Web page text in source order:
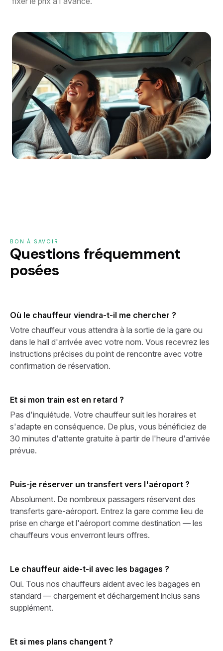
BON À SAVOIR
Questions fréquemment
posées
Où le chauffeur viendra-t-il me chercher ?
Votre chauffeur vous attendra à la sortie de la gare ou
dans le hall d'arrivée avec votre nom. Vous recevrez les
instructions précises du point de rencontre avec votre
confirmation de réservation.
Et si mon train est en retard ?
Pas d'inquiétude. Votre chauffeur suit les horaires et
s'adapte en conséquence. De plus, vous bénéficiez de
30 minutes d'attente gratuite à partir de l'heure d'arrivée
prévue.
Puis-je réserver un transfert vers l'aéroport ?
Absolument. De nombreux passagers réservent des
transferts gare-aéroport. Entrez la gare comme lieu de
prise en charge et l'aéroport comme destination — les
chauffeurs vous enverront leurs offres.
Le chauffeur aide-t-il avec les bagages ?
Oui. Tous nos chauffeurs aident avec les bagages en
standard — chargement et déchargement inclus sans
supplément.
Et si mes plans changent ?